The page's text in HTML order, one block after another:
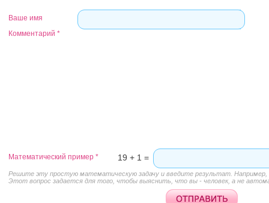
Ваше имя
Комментарий *
Этот вопрос задается для того, чтобы выяснить, что вы - человек, а не
Математический пример * 19 + 1 =
Решите эту простую математическую задачу и введите результат. Например,